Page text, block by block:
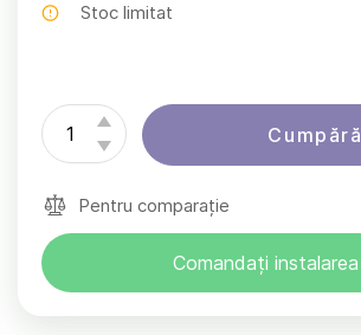
Stoc limitat
Cumpără
Pentru comparație
Comandați instalarea